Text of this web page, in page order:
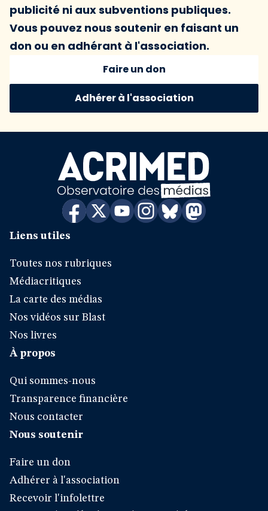
publicité ni aux subventions publiques.
Vous pouvez nous soutenir en faisant un
don ou en adhérant à l'association.
Faire un don
Adhérer à l'association
Liens utiles
Toutes nos rubriques
Médiacritiques
La carte des médias
Nos vidéos sur Blast
Nos livres
À propos
Qui sommes-nous
Transparence financière
Nous contacter
Nous soutenir
Faire un don
Adhérer à l'association
Recevoir l'infolettre